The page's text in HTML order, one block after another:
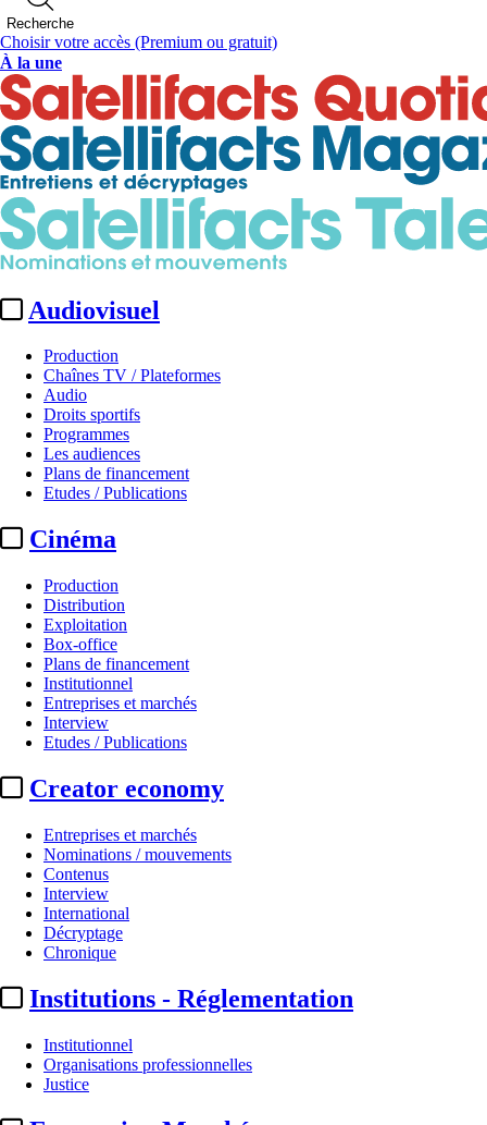
Recherche
Choisir votre accès (Premium ou gratuit)
À la une
Audiovisuel
Production
Chaînes TV / Plateformes
Audio
Droits sportifs
Programmes
Les audiences
Plans de financement
Etudes / Publications
Cinéma
Production
Distribution
Exploitation
Box-office
Plans de financement
Institutionnel
Entreprises et marchés
Interview
Etudes / Publications
Creator economy
Entreprises et marchés
Nominations / mouvements
Contenus
Interview
International
Décryptage
Chronique
Institutions - Réglementation
Institutionnel
Organisations professionnelles
Justice